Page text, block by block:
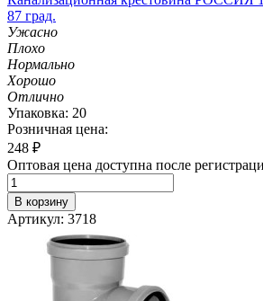
87 град.
Ужасно
Плохо
Нормально
Хорошо
Отлично
Упаковка: 20
Розничная цена:
248 ₽
Оптовая цена доступна после
В корзину
Артикул: 3718